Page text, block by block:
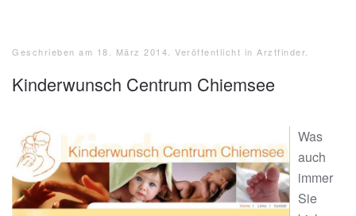
Geschrieben am 18. März 2014 . Veröffentlicht in Arztfinder
Kinderwunsch Centrum Chiemsee
Was
auch
immer
Sie